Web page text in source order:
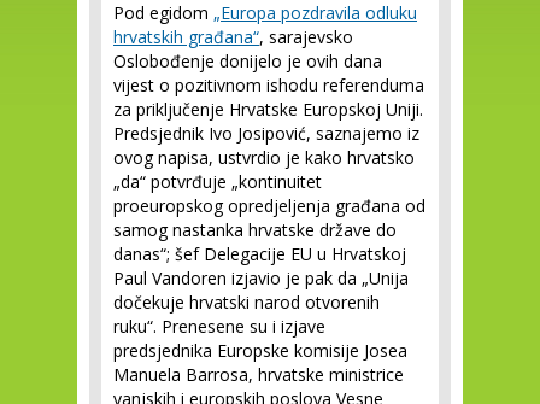
Pod egidom „Europa pozdravila odluku
hrvatskih građana“, sarajevsko
Oslobođenje donijelo je ovih dana
vijest o pozitivnom ishodu referenduma
za priključenje Hrvatske Europskoj Uniji.
Predsjednik Ivo Josipović, saznajemo iz
ovog napisa, ustvrdio je kako hrvatsko
„da“ potvrđuje „kontinuitet
proeuropskog opredjeljenja građana od
samog nastanka hrvatske države do
danas“; šef Delegacije EU u Hrvatskoj
Paul Vandoren izjavio je pak da „Unija
dočekuje hrvatski narod otvorenih
ruku“. Prenesene su i izjave
predsjednika Europske komisije Josea
Manuela Barrosa, hrvatske ministrice
vanjskih i europskih poslova Vesne